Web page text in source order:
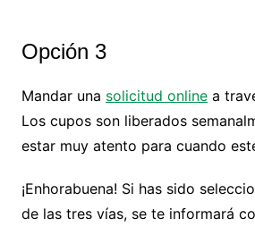
Opción 3
Mandar una solicitud onlinea
Los cupos son liberados
estar muy atento para cuando
¡Enhorabuena! Si has sido
de las tres vías, se te informará